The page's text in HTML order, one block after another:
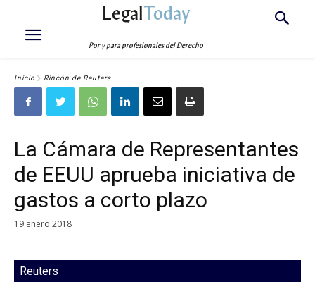
LegalToday
Por y para profesionales del Derecho
Inicio Rincón de Reuters
La Cámara de Representantes
de EEUU aprueba iniciativa de
gastos a corto plazo
19 enero 2018
Reuters